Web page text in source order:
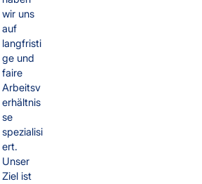
wir uns
auf
langfristi
ge und
faire
Arbeitsv
erhältnis
se
spezialisi
ert.
Unser
Ziel ist